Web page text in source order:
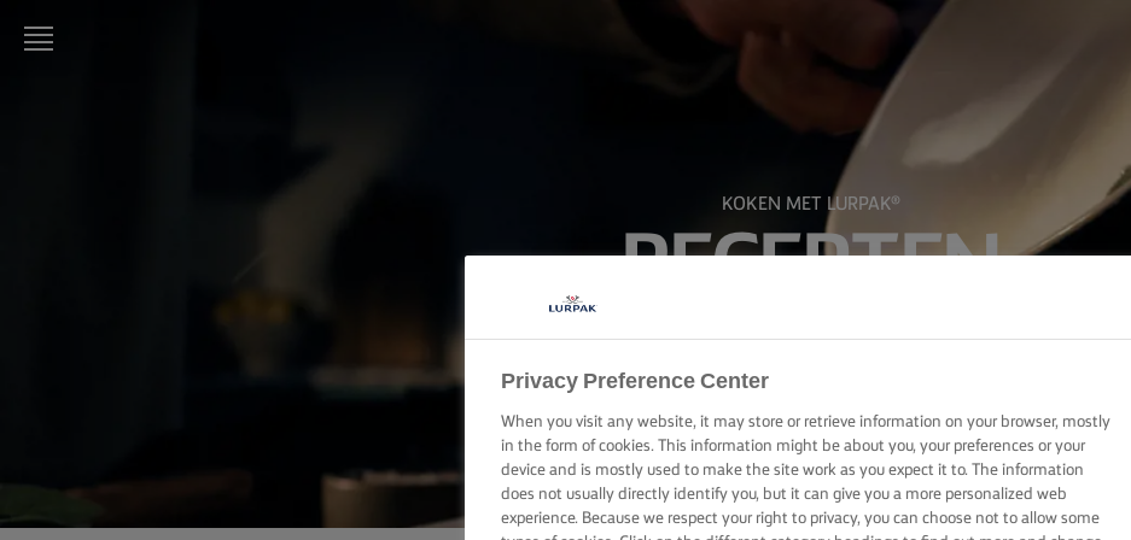
PRODUCTEN
KOKEN MET LURPAK®
RECEPTEN
Privacy Preference Center
When you visit any website, it may store or retrieve information on your browser, mostly
in the form of cookies. This information might be about you, your preferences or your
device and is mostly used to make the site work as you expect it to. The information
does not usually directly identify you, but it can give you a more personalized web
experience. Because we respect your right to privacy, you can choose not to allow some